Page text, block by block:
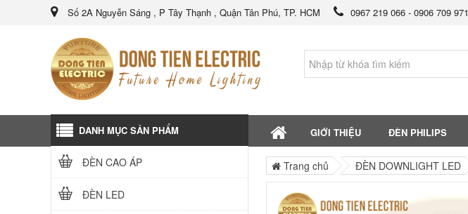
Số 2A Nguyễn Sáng , P Tây Thạnh , Quận Tân Phú, TP. HCM 0967 219 066 - 0906 709 971
GIỚI THIỆU ĐÈN PHILIPS
Trang chủ ĐÈN DOWNLIGHT LED
DANH MỤC SẢN PHẨM
ĐÈN CAO ÁP
ĐÈN LED